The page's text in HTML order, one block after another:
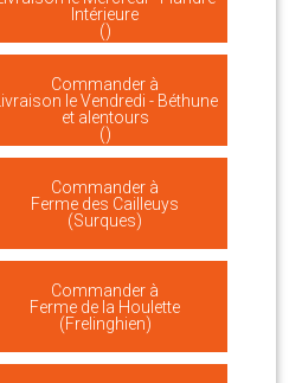
Intérieure
()
Commander à
Livraison le Vendredi - Béthune
et alentours
()
Commander à
Ferme des Cailleuys
(Surques)
Commander à
Ferme de la Houlette
(Frelinghien)